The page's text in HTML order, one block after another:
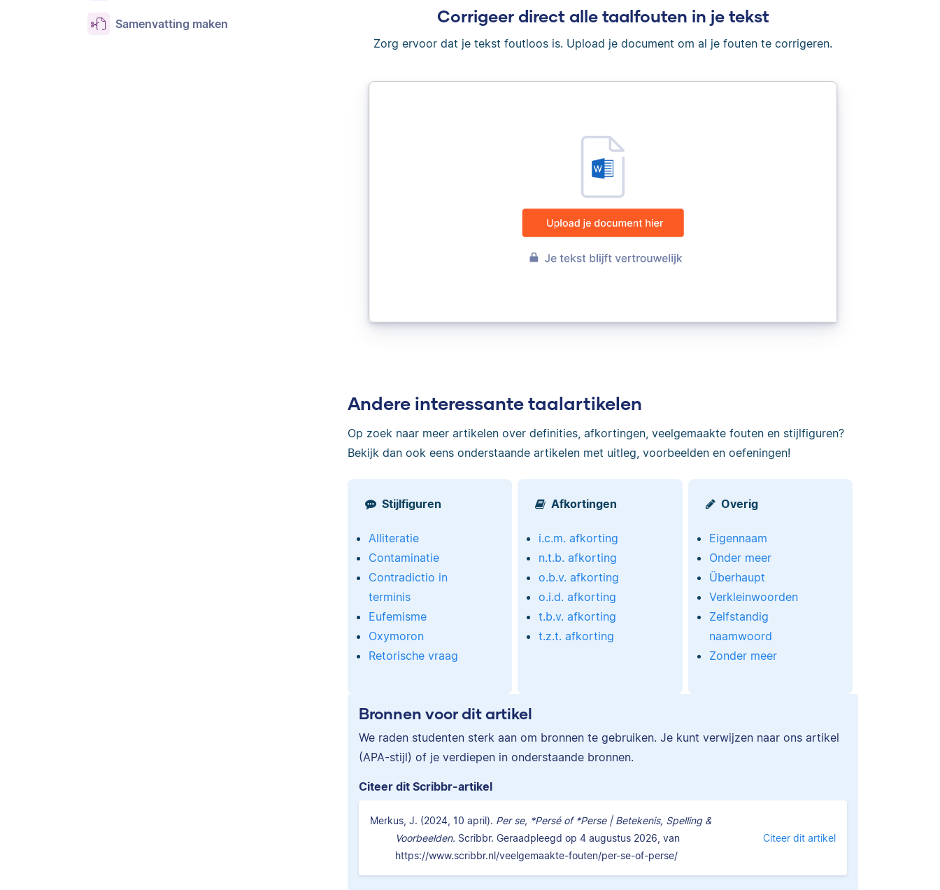
Samenvatting maken Corrigeer direct alle taalfouten in je tekst
Zorg ervoor dat je tekst foutloos is. Upload je document om al je fouten te corrigeren.
Andere interessante taalartikelen
Op zoek naar meer artikelen over definities, afkortingen, veelgemaakte fouten en stijlfiguren?
Bekijk dan ook eens onderstaande artikelen met uitleg, voorbeelden en oefeningen!
Stijlfiguren
Alliteratie
Contaminatie
Contradictio in
terminis
Eufemisme
Oxymoron
Retorische vraag
Afkortingen
i.c.m. afkorting
n.t.b. afkorting
o.b.v. afkorting
o.i.d. afkorting
t.b.v. afkorting
t.z.t. afkorting
Overig
Eigennaam
Onder meer
Überhaupt
Verkleinwoorden
Zelfstandig
naamwoord
Zonder meer
Bronnen voor dit artikel
We raden studenten sterk aan om bronnen te gebruiken. Je kunt verwijzen naar ons artikel
(APA-stijl) of je verdiepen in onderstaande bronnen.
Citeer dit Scribbr-artikel
Merkus, J. (2024, 10 april). Per se, *Persé of *Perse | Betekenis, Spelling &
Voorbeelden. Scribbr. Geraadpleegd op 4 augustus 2026, van
https://www.scribbr.nl/veelgemaakte-fouten/per-se-of-perse/
Citeer dit artikel